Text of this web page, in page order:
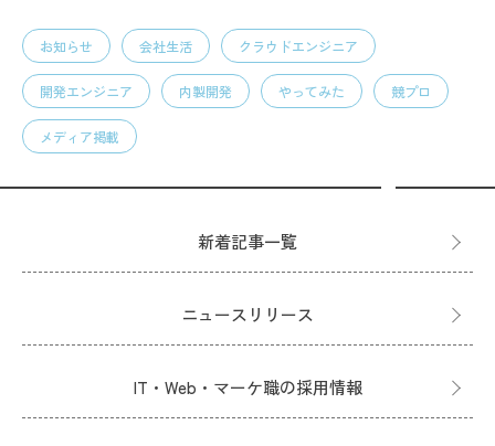
お知らせ 会社生活 クラウドエンジニア
開発エンジニア 内製開発 やってみた 競プロ
メディア掲載
新着記事一覧
ニュースリリース
IT・Web・マーケ職の採用情報